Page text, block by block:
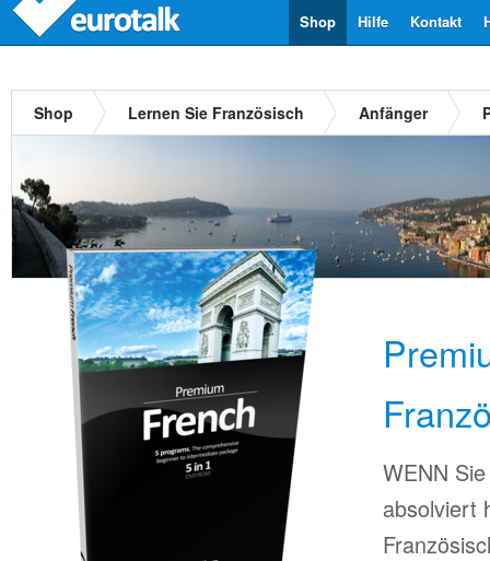
Kontakt
Hilfe
Shop
Shop Lernen Sie Französisch Anfänger
WENN
absolviert